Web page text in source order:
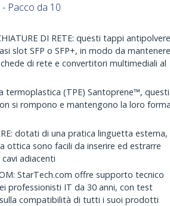
Pacco da 10
DI RETE: questi tappi antipolvere
slot SFP o SFP+, in modo da
di rete e convertitori multimediali al
termoplastica (TPE) Santoprene™, questi
si rompono e mantengono la loro
dotati di una pratica linguetta esterna,
ottica sono facili da inserire ed estrarre
adiacenti
StarTech.com offre supporto tecnico
professionisti IT da 30 anni, con test
compatibilità di tutti i suoi prodotti